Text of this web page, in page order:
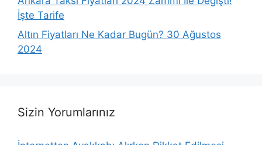
İşte Tarife
Altın Fiyatları Ne Kadar Bugün? 30 Ağustos
2024
Sizin Yorumlarınız